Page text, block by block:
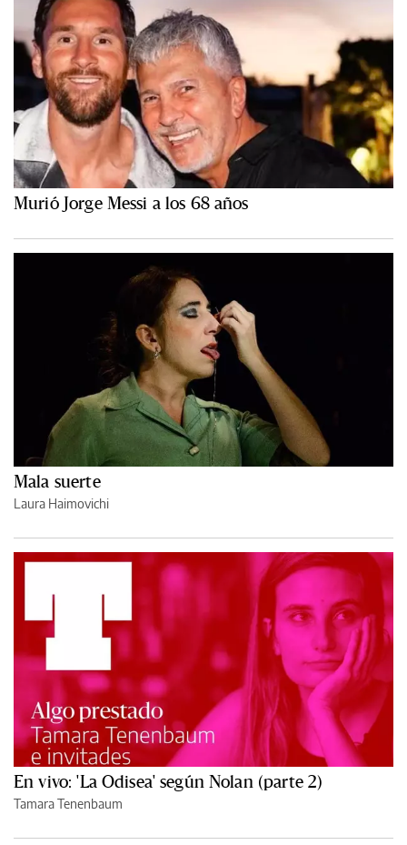
Murió Jorge Messi a los 68 años
Mala suerte
Laura Haimovichi
En vivo: 'La Odisea' según Nolan (parte 2)
Tamara Tenenbaum